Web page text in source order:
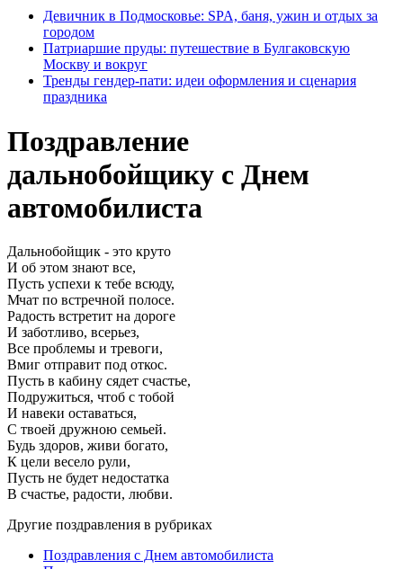
Девичник в Подмосковье: SPA, баня, ужин и отдых за
городом
Патриаршие пруды: путешествие в Булгаковскую
Москву и вокруг
Тренды гендер-пати: идеи оформления и сценария
праздника
Поздравление
дальнобойщику с Днем
автомобилиста
Дальнобойщик - это круто
И об этом знают все,
Пусть успехи к тебе всюду,
Мчат по встречной полосе.
Радость встретит на дороге
И заботливо, всерьез,
Все проблемы и тревоги,
Вмиг отправит под откос.
Пусть в кабину сядет счастье,
Подружиться, чтоб с тобой
И навеки оставаться,
С твоей дружною семьей.
Будь здоров, живи богато,
К цели весело рули,
Пусть не будет недостатка
В счастье, радости, любви.
Другие поздравления в рубриках
Поздравления с Днем автомобилиста